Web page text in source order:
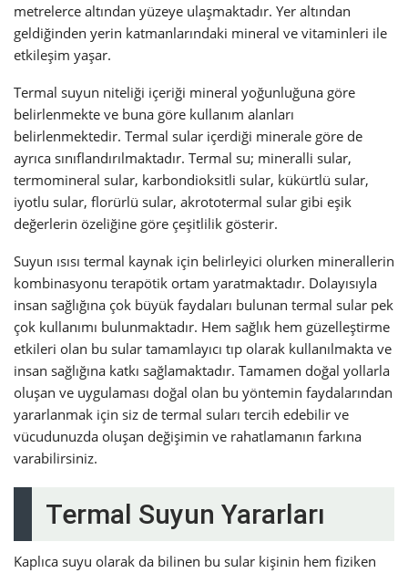
metrelerce altından yüzeye ulaşmaktadır. Yer altından
geldiğinden yerin katmanlarındaki mineral ve vitaminleri ile
etkileşim yaşar.
Termal suyun niteliği içeriği mineral yoğunluğuna göre
belirlenmekte ve buna göre kullanım alanları
belirlenmektedir. Termal sular içerdiği minerale göre de
ayrıca sınıflandırılmaktadır. Termal su; mineralli sular,
termomineral sular, karbondioksitli sular, kükürtlü sular,
iyotlu sular, florürlü sular, akrototermal sular gibi eşik
değerlerin özeliğine göre çeşitlilik gösterir.
Suyun ısısı termal kaynak için belirleyici olurken minerallerin
kombinasyonu terapötik ortam yaratmaktadır. Dolayısıyla
insan sağlığına çok büyük faydaları bulunan termal sular pek
çok kullanımı bulunmaktadır. Hem sağlık hem güzelleştirme
etkileri olan bu sular tamamlayıcı tıp olarak kullanılmakta ve
insan sağlığına katkı sağlamaktadır. Tamamen doğal yollarla
oluşan ve uygulaması doğal olan bu yöntemin faydalarından
yararlanmak için siz de termal suları tercih edebilir ve
vücudunuzda oluşan değişimin ve rahatlamanın farkına
varabilirsiniz.
Termal Suyun Yararları
Kaplıca suyu olarak da bilinen bu sular kişinin hem fiziken